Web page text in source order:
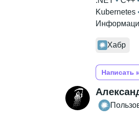
Kubernetes
Хабр
Написать